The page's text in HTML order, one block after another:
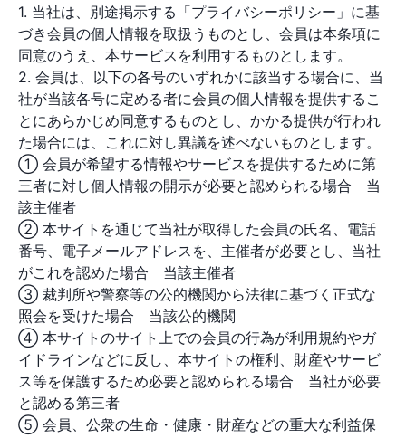
1. 当社は、別途掲示する「プライバシーポリシー」に基
づき会員の個人情報を取扱うものとし、会員は本条項に
同意のうえ、本サービスを利用するものとします。
2. 会員は、以下の各号のいずれかに該当する場合に、当
社が当該各号に定める者に会員の個人情報を提供するこ
とにあらかじめ同意するものとし、かかる提供が行われ
た場合には、これに対し異議を述べないものとします。
① 会員が希望する情報やサービスを提供するために第
三者に対し個人情報の開示が必要と認められる場合 当
該主催者
② 本サイトを通じて当社が取得した会員の氏名、電話
番号、電子メールアドレスを、主催者が必要とし、当社
がこれを認めた場合 当該主催者
③ 裁判所や警察等の公的機関から法律に基づく正式な
照会を受けた場合 当該公的機関
④ 本サイトのサイト上での会員の行為が利用規約やガ
イドラインなどに反し、本サイトの権利、財産やサービ
ス等を保護するため必要と認められる場合 当社が必要
と認める第三者
⑤ 会員、公衆の生命・健康・財産などの重大な利益保